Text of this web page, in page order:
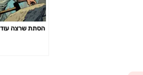
הסתת שרצה עוד